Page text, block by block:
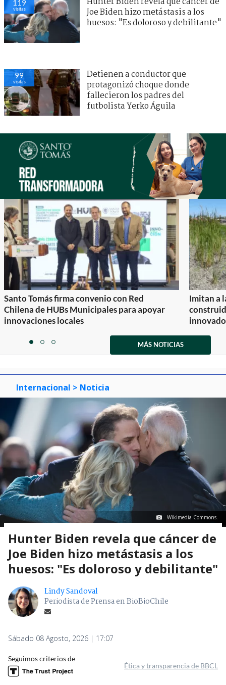
119
visitas
Joe Biden hizo metástasis a los
huesos: "Es doloroso y debilitante"
99
visitas
Detienen a conductor que
protagonizó choque donde
fallecieron los padres del
futbolista Yerko Águila
Santo Tomás firma convenio con Red
Chilena de HUBs Municipales para apoyar
innovaciones locales
Imitan a
itemitemitem
MÁS NOTICIAS
Internacional > Noticia
Wikimedia Commons.
Hunter Biden revela que cáncer de
Joe Biden hizo metástasis a los
huesos: "Es doloroso y debilitante"
Lindy Sandoval
Periodista de Prensa en BioBioChile
Sábado 08 Agosto, 2026 | 17:07
Seguimos criterios de
Ética y transparencia de BBCL